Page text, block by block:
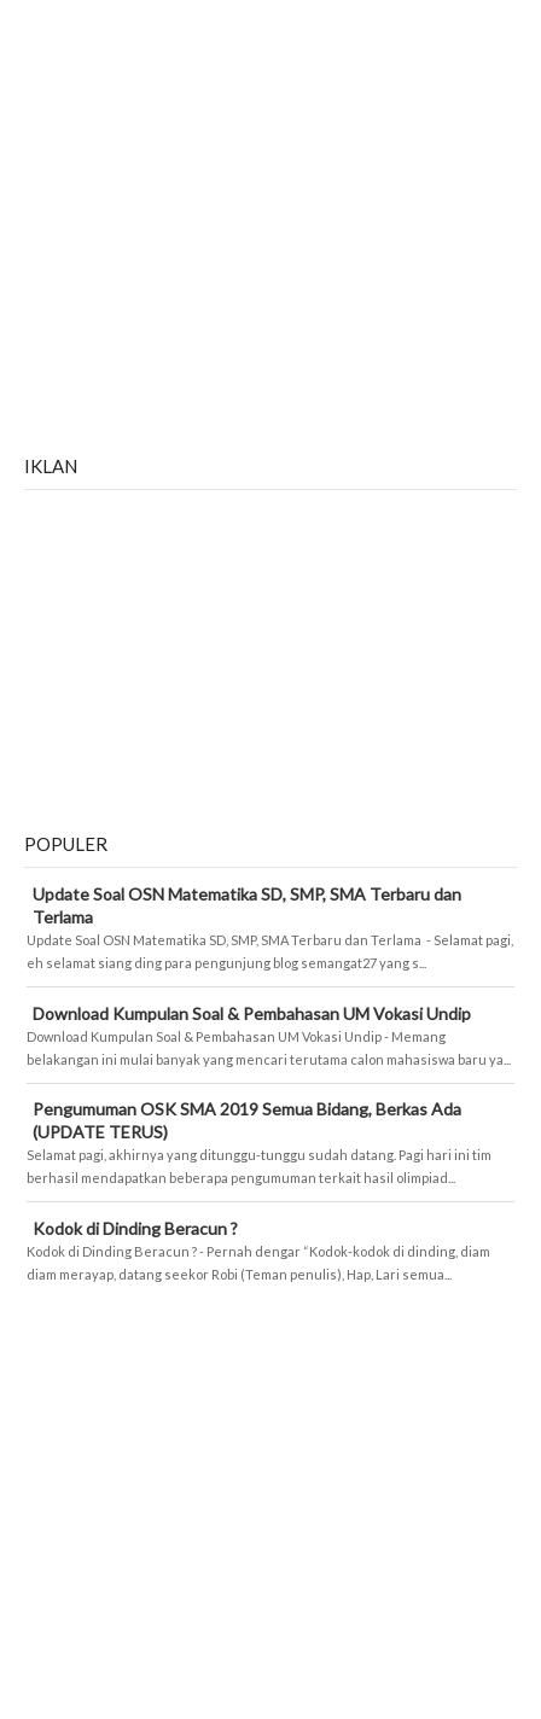
IKLAN
POPULER
Update Soal OSN Matematika SD, SMP, SMA Terbaru dan
Terlama
Update Soal OSN Matematika SD, SMP, SMA Terbaru dan Terlama - Selamat pagi,
eh selamat siang ding para pengunjung blog semangat27 yang s...
Download Kumpulan Soal & Pembahasan UM Vokasi Undip
Download Kumpulan Soal & Pembahasan UM Vokasi Undip - Memang
belakangan ini mulai banyak yang mencari terutama calon mahasiswa baru ya...
Pengumuman OSK SMA 2019 Semua Bidang, Berkas Ada
(UPDATE TERUS)
Selamat pagi, akhirnya yang ditunggu-tunggu sudah datang. Pagi hari ini tim
berhasil mendapatkan beberapa pengumuman terkait hasil olimpiad...
Kodok di Dinding Beracun ?
Kodok di Dinding Beracun ? - Pernah dengar “Kodok-kodok di dinding, diam
diam merayap, datang seekor Robi (Teman penulis), Hap, Lari semua...